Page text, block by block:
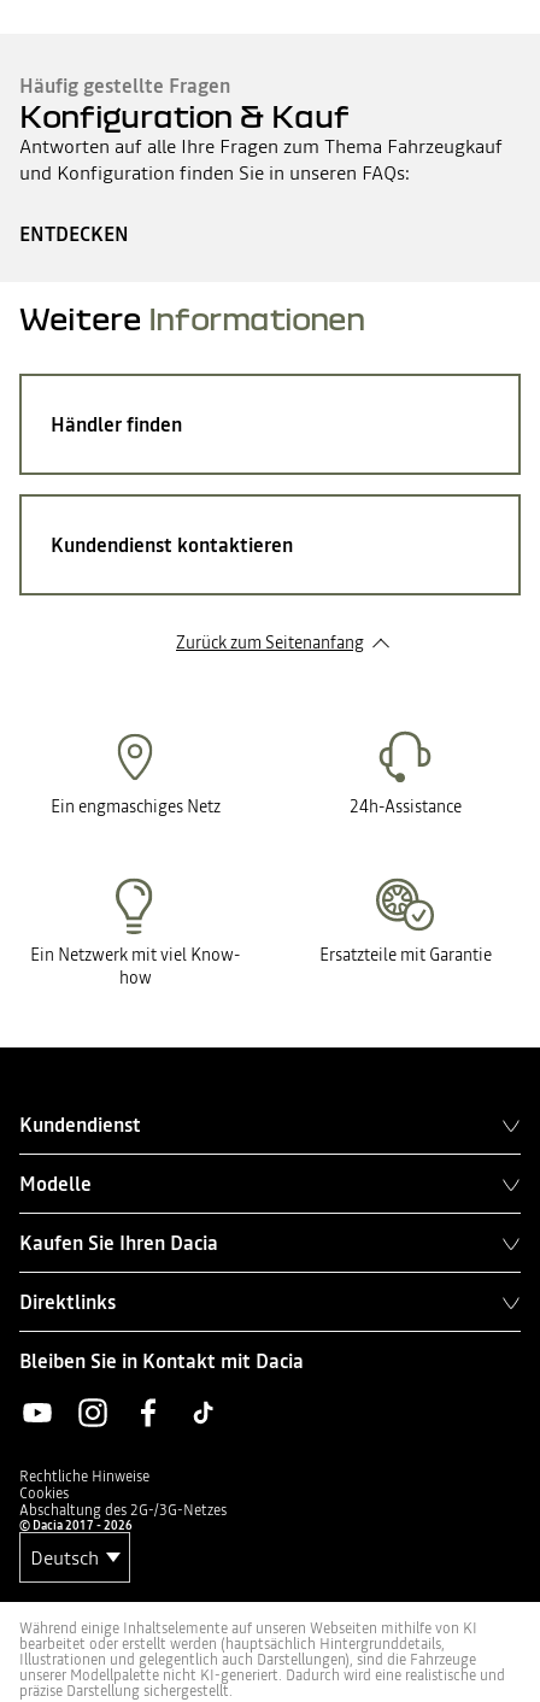
Häufig gestellte Fragen
Konfiguration & Kauf
Antworten auf alle Ihre Fragen zum Thema Fahrzeugkauf
und Konfiguration finden Sie in unseren FAQs:
ENTDECKEN
Weitere Informationen
Händler finden
Kundendienst kontaktieren
Zurück zum Seitenanfang
Ein engmaschiges Netz 24h-Assistance
Ein Netzwerk mit viel Know-
how
Ersatzteile mit Garantie
Kundendienst
Modelle
Kaufen Sie Ihren Dacia
Direktlinks
Bleiben Sie in Kontakt mit Dacia
Rechtliche Hinweise
Cookies
Abschaltung des 2G-/3G-Netzes
© Dacia 2017 - 2026
Während einige Inhaltselemente auf unseren Webseiten mithilfe von KI
bearbeitet oder erstellt werden (hauptsächlich Hintergrunddetails,
Illustrationen und gelegentlich auch Darstellungen), sind die Fahrzeuge
unserer Modellpalette nicht KI-generiert. Dadurch wird eine realistische und
präzise Darstellung sichergestellt.